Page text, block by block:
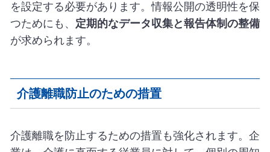
を設定する必要があります。情報公開の透明性を保
つためにも、 定期的なデータ収集と報告体制の整備
が求められます。
介護離職防止のための措置
介護離職を防止するための措置も強化されます。企